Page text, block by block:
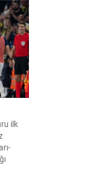
ilk